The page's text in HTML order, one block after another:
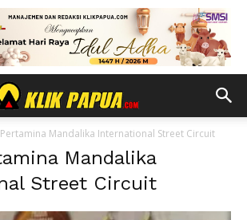
Pertamina Mandalika International Street Circuit
Mandalika
Street Circuit